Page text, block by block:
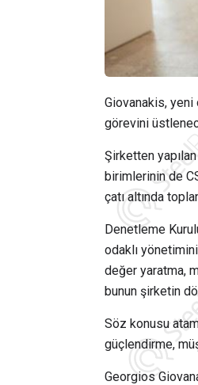
Giovanakis, yeni
görevini
Şirketten
birimlerinin de
çatı altında
Denetleme
odaklı
değer yaratma,
bunun şirketin
Söz konusu
güçlendirme,
Georgios